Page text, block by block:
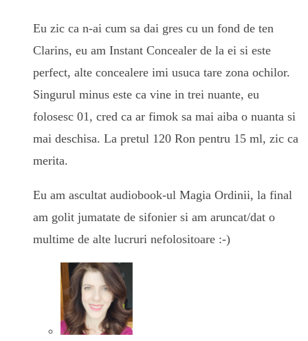
Eu zic ca n-ai cum sa dai gres cu un fond de ten
Clarins, eu am Instant Concealer de la ei si este
perfect, alte concealere imi usuca tare zona ochilor.
Singurul minus este ca vine in trei nuante, eu
folosesc 01, cred ca ar fimok sa mai aiba o nuanta si
mai deschisa. La pretul 120 Ron pentru 15 ml, zic ca
merita.
Eu am ascultat audiobook-ul Magia Ordinii, la final
am golit jumatate de sifonier si am aruncat/dat o
multime de alte lucruri nefolositoare :-)